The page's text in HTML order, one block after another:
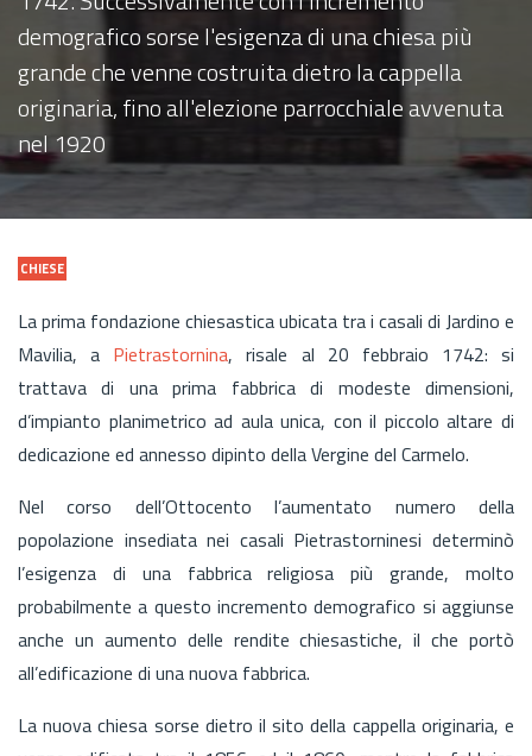
demografico sorse l'esigenza di una chiesa più
grande che venne costruita dietro la cappella
originaria, fino all'elezione parrocchiale avvenuta
nel 1920
CHIESE
La prima fondazione chiesastica ubicata tra i casali di Jardino e
Mavilia, a Pietrastornina, risale al 20 febbraio 1742: si
trattava di una prima fabbrica di modeste dimensioni,
d’impianto planimetrico ad aula unica, con il piccolo altare di
dedicazione ed annesso dipinto della Vergine del Carmelo.
Nel corso dell’Ottocento l’aumentato numero della
popolazione insediata nei casali Pietrastorninesi determinò
l’esigenza di una fabbrica religiosa più grande, molto
probabilmente a questo incremento demografico si aggiunse
anche un aumento delle rendite chiesastiche, il che portò
all’edificazione di una nuova fabbrica.
La nuova chiesa sorse dietro il sito della cappella originaria, e